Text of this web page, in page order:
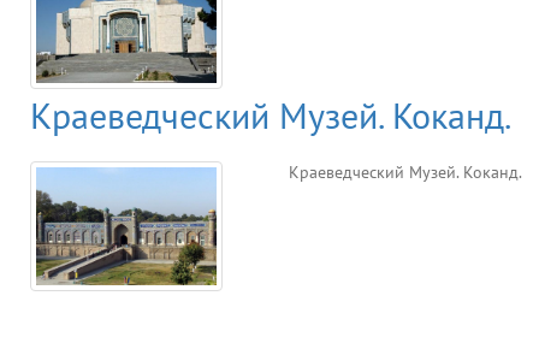
Краеведческий Музей. Коканд.
Краеведческий Музей. Коканд.